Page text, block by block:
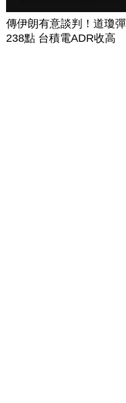
傳伊朗有意談判！道瓊彈
238點 台積電ADR收高